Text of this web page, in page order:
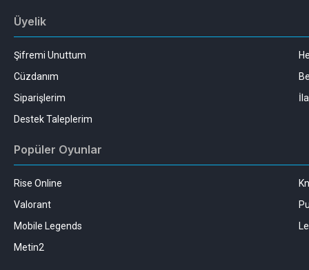
Üyelik
Şifremi Unuttum
Cüzdanım
Siparişlerim
Destek Taleplerim
Popüler Oyunlar
Rise Online
Valorant
Mobile Legends
Metin2